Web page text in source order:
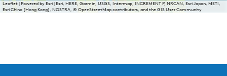
Leaflet|Powered by Esri | Esri, HERE, Garmin, USGS, Intermap, INCREMENT P, NRCAN, Esri Japan, METI,
Esri China (Hong Kong), NOSTRA, © OpenStreetMap contributors, and the GIS User Community